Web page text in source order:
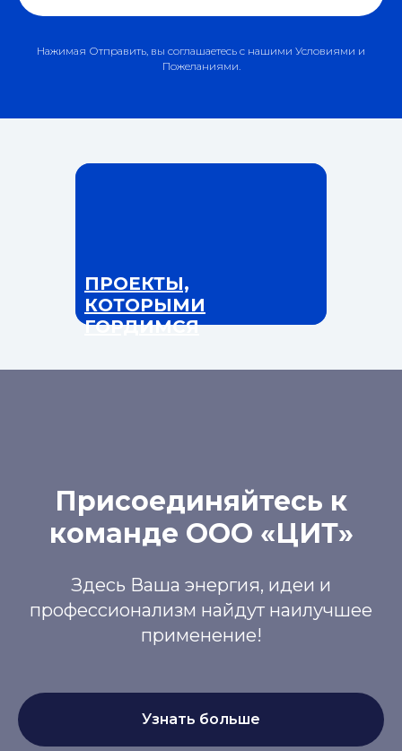
Нажимая Отправить, вы соглашаетесь с нашими Условиями и
Пожеланиями.
ПРОЕКТЫ,
КОТОРЫМИ
ГОРДИМСЯ
Присоединяйтесь к
команде ООО «ЦИТ»
Здесь Ваша энергия, идеи и
профессионализм найдут наилучшее
применение!
Узнать больше